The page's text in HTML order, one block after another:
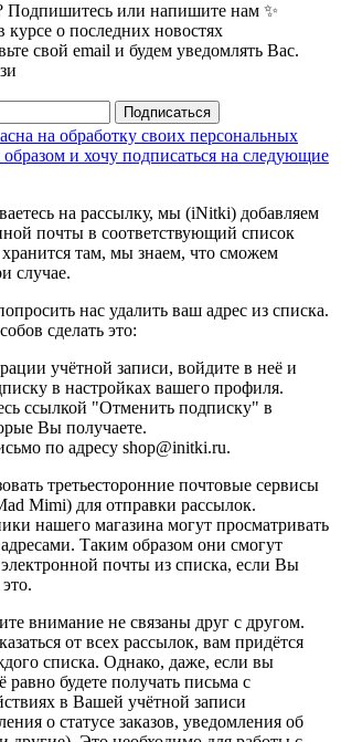
Подпишитесь или напишите нам ✨
о последних новостях
свой email и будем уведомлять Вас.
Подписаться
на обработку своих персональных
и хочу подписаться на следующие
на рассылку, мы (iNitki) добавляем
почты в соответствующий список
там, мы знаем, что сможем
случае.
нас удалить ваш адрес из списка.
сделать это:
учётной записи, войдите в неё и
в настройках вашего профиля.
ссылкой "Отменить подписку" в
Вы получаете.
по адресу shop@initki.ru.
третьесторонние почтовые сервисы
Mimi) для отправки рассылок.
нашего магазина могут просматривать
Таким образом они смогут
почты из списка, если Вы
внимание не связаны друг с другом.
от всех рассылок, вам придётся
списка. Однако, даже, если вы
равно будете получать письма с
в Вашей учётной записи
о статусе заказов, уведомления об